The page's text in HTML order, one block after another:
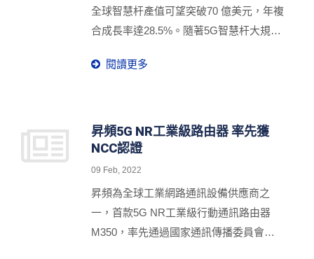
ATM提款機、自動販賣機和安全監控影像
應用。昇頻M366路由器成為有效落實更廣
投資方式。
全球智慧杆產值可望突破70 億美元，年複
合成長率達28.5%。隨著5G智慧杆大規模
不同環境場域，面對最關鍵的挑戰在於如
者隨時隨地掌握絕佳營運狀況。昇頻推出
IoT物聯網管理系統O'smart，涵蓋五大專
屬特色，分別是設備管理、設備監控、即
時告警、匯總分析和GPS追蹤，不論身處
何時何地都能經由O'smart更加智慧化管理
物聯網一切事物。
閱讀更多
昇頻5G NR工業級路由器 率先獲
NCC認證
09 Feb, 2022
昇頻為全球工業網路通訊設備供應商之
一，首款5G NR工業級行動通訊路由器
M350，率先通過國家通訊傳播委員會